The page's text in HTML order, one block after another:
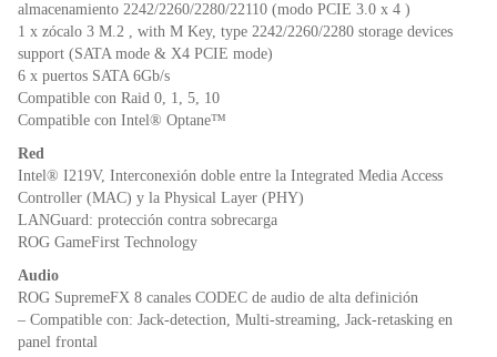
almacenamiento 2242/2260/2280/22110 (modo PCIE 3.0 x 4 )
1 x zócalo 3 M.2 , with M Key, type 2242/2260/2280 storage devices
support (SATA mode & X4 PCIE mode)
6 x puertos SATA 6Gb/s
Compatible con Raid 0, 1, 5, 10
Compatible con Intel® Optane™
Red
Intel® I219V, Interconexión doble entre la Integrated Media Access
Controller (MAC) y la Physical Layer (PHY)
LANGuard: protección contra sobrecarga
ROG GameFirst Technology
Audio
ROG SupremeFX 8 canales CODEC de audio de alta definición
– Compatible con: Jack-detection, Multi-streaming, Jack-retasking en
panel frontal